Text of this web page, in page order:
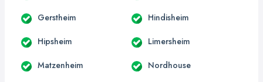
Gerstheim Hindisheim
Hipsheim Limersheim
Matzenheim Nordhouse